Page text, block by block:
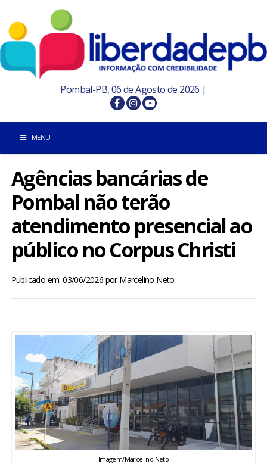
Pombal-PB, 06 de Agosto de 2026 |
MENU
INÍCIO
POMBAL E REGIÃO
ESPORTES
ENTRETENIMENTO
ENQUETE
TV LPB
Agências bancárias de
Pombal não terão
atendimento presencial ao
público no Corpus Christi
Publicado em: 03/06/2026 porMarcelino Neto
Imagem/Marcelino Neto